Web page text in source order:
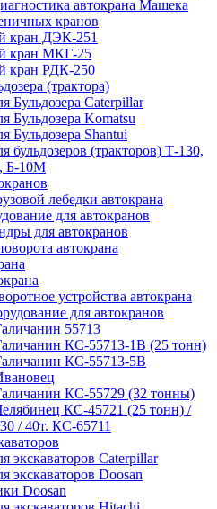
автокрана Машека
кранов
кран ДЭК-251
кран МКГ-25
кран РДК-250
(трактора)
Бульдозера Caterpillar
Бульдозера Komatsu
Бульдозера Shantui
бульдозеров (тракторов) Т-130,
Б-10М
лебедки автокрана
для автокранов
для автокранов
автокрана
устройства автокрана
для автокранов
55713
КС-55713-1В (25 тонн)
КС-55713-5В
КС-55729 (32 тонны)
КС-45721 (25 тонн) /
/ 40т. КС-65711
экскаваторов Caterpillar
экскаваторов Doosan
Doosan